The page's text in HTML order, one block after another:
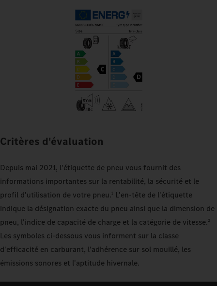
Critères d'évaluation
Depuis mai 2021, l'étiquette de pneu vous fournit des
informations importantes sur la rentabilité, la sécurité et le
profil d'utilisation de votre pneu.1 L'en-tête de l'étiquette
indique la désignation exacte du pneu ainsi que la dimension de
pneu, l'indice de capacité de charge et la catégorie de vitesse.2
Les symboles ci-dessous vous informent sur la classe
d'efficacité en carburant, l'adhérence sur sol mouillé, les
émissions sonores et l'aptitude hivernale.